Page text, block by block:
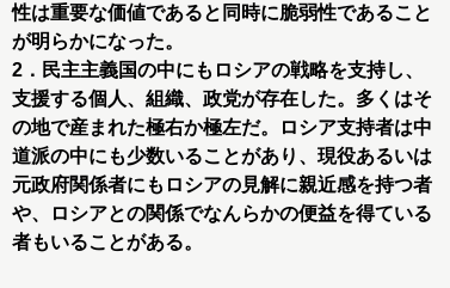
性は重要な価値であると同時に脆弱性であること
が明らかになった。
2．民主主義国の中にもロシアの戦略を支持し、
支援する個人、組織、政党が存在した。多くはそ
の地で産まれた極右か極左だ。ロシア支持者は中
道派の中にも少数いることがあり、現役あるいは
元政府関係者にもロシアの見解に親近感を持つ者
や、ロシアとの関係でなんらかの便益を得ている
者もいることがある。